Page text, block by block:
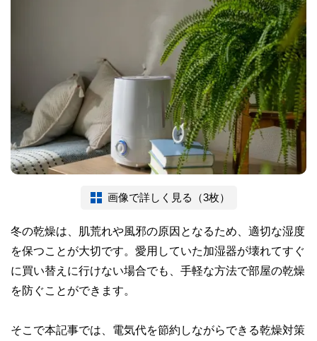
画像で詳しく見る（3枚）
冬の乾燥は、肌荒れや風邪の原因となるため、適切な湿度
を保つことが大切です。愛用していた加湿器が壊れてすぐ
に買い替えに行けない場合でも、手軽な方法で部屋の乾燥
を防ぐことができます。
そこで本記事では、電気代を節約しながらできる乾燥対策